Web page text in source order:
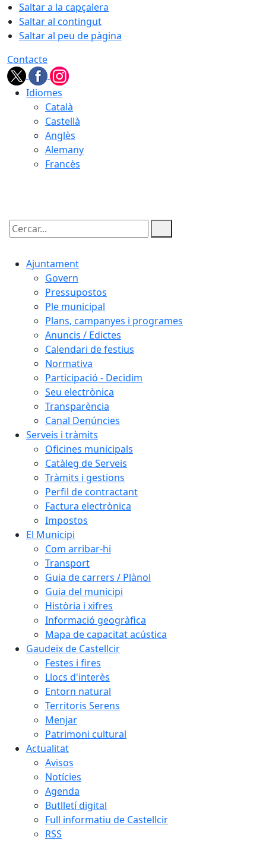
Saltar a la capçalera
Saltar al contingut
Saltar al peu de pàgina
Contacte
Idiomes
Català
Castellà
Anglès
Alemany
Francès
Cercar:
Ajuntament
Govern
Pressupostos
Ple municipal
Plans, campanyes i programes
Anuncis / Edictes
Calendari de festius
Normativa
Participació - Decidim
Seu electrònica
Transparència
Canal Denúncies
Serveis i tràmits
Oficines municipals
Catàleg de Serveis
Tràmits i gestions
Perfil de contractant
Factura electrònica
Impostos
El Municipi
Com arribar-hi
Transport
Guia de carrers / Plànol
Guia del municipi
Història i xifres
Informació geogràfica
Mapa de capacitat acústica
Gaudeix de Castellcir
Festes i fires
Llocs d'interès
Entorn natural
Territoris Serens
Menjar
Patrimoni cultural
Actualitat
Avisos
Notícies
Agenda
Butlletí digital
Full informatiu de Castellcir
RSS